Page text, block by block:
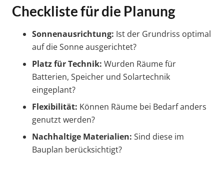
Checkliste für die Planung
Sonnenausrichtung: Ist der Grundriss optimal
auf die Sonne ausgerichtet?
Platz für Technik: Wurden Räume für
Batterien, Speicher und Solartechnik
eingeplant?
Flexibilität: Können Räume bei Bedarf anders
genutzt werden?
Nachhaltige Materialien: Sind diese im
Bauplan berücksichtigt?